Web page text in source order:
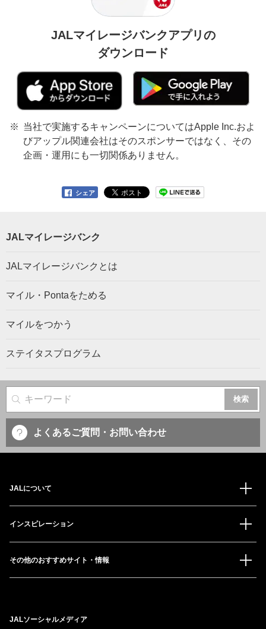
JALマイレージバンクアプリの
ダウンロード
当社で実施するキャンペーンについてはApple Inc.およ
びアップル関連会社はそのスポンサーではなく、その
企画・運用にも一切関係ありません。
シェア
JALマイレージバンク
JALマイレージバンクとは
マイル・Pontaをためる
マイルをつかう
ステイタスプログラム
サイト内検索
よくあるご質問・お問い合わせ
JALについて
インスピレーション
その他のおすすめサイト・情報
JALソーシャルメディア